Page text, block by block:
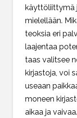
käyttöliittymä
mielellään.
teoksia eri
laajentaa
taas valitsee
kirjastoja, voi
useaan
moneen
aikaa ja